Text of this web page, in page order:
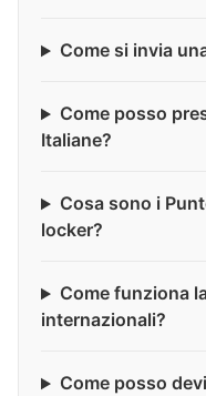
Come si invia
Come posso
Italiane?
Cosa sono i
locker?
Come funziona
internazionali?
Come posso